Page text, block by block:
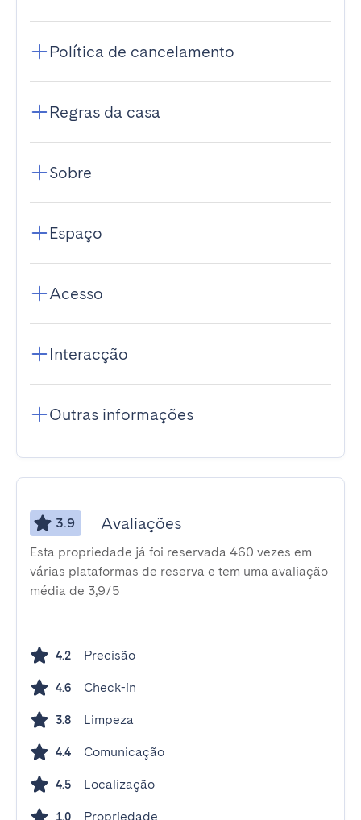
Política de cancelamento
Regras da casa
Sobre
Espaço
Acesso
Interacção
Outras informações
3.9 Avaliações
Esta propriedade já foi reservada 460 vezes em
várias plataformas de reserva e tem uma avaliação
média de 3,9/5
4.2 Precisão
4.6 Check-in
3.8 Limpeza
4.4 Comunicação
4.5 Localização
1.0 Propriedade